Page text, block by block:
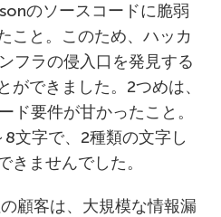
のソースコードに脆弱
こと。このため、ハッカ
フラの侵入口を発見する
ができました。2つめは、
ド要件が甘かったこと。
文字で、2種類の文字し
きませんでした。
顧客は、大規模な情報漏